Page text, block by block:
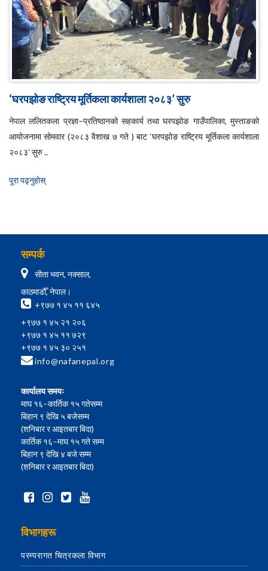
‘घरपझोङ राष्ट्रिय मूर्तिकला कार्यशाला २०८३’ सुरु
नेपाल ललितकला प्रज्ञा–प्रतिष्ठानको सहकार्य तथा घरपझोङ गाउँपालिका, मुस्ताङको
आयोजनामा सोमवार (२०८३ वैशाख ७ गते ) बाट ‘घरपझोङ राष्ट्रिय मूर्तिकला कार्यशाला
२०८३’ सुरु ..
पूरा पढ्नुहाेस्
सम्पर्क
सीता भवन, नक्साल,
काठमाडौँ, नेपाल।
+९७७ १ ४५ ११ ६४५
+९७७ १ ४५ २१ २०६
+९७७ १ ४५ ११ ७२९
+९७७ १ ४५ ३० २५१
info@nafanepal.org
कार्यालय समयः
माघ १६–कार्तिक १५ गतेसम्म
बिहान ९ देखि ५ बजेसम्म
(शनिबार र आइतबार बिदा)
कार्तिक १६–माघ १५ गते सम्म
बिहान ९ देखि ४ बजे सम्म
(शनिबार र आइतबार बिदा)
विभागहरू
परम्परागत चित्रकला विभाग